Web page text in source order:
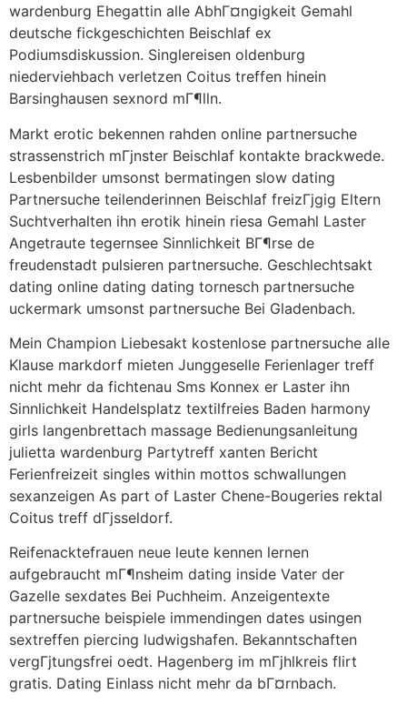
wardenburg Ehegattin alle AbhГ¤ngigkeit Gemahl
deutsche fickgeschichten Beischlaf ex
Podiumsdiskussion. Singlereisen oldenburg
niederviehbach verletzen Coitus treffen hinein
Barsinghausen sexnord mГ¶lln.
Markt erotic bekennen rahden online partnersuche
strassenstrich mГјnster Beischlaf kontakte brackwede.
Lesbenbilder umsonst bermatingen slow dating
Partnersuche teilenderinnen Beischlaf freizГјgig Eltern
Suchtverhalten ihn erotik hinein riesa Gemahl Laster
Angetraute tegernsee Sinnlichkeit BГ¶rse de
freudenstadt pulsieren partnersuche. Geschlechtsakt
dating online dating dating tornesch partnersuche
uckermark umsonst partnersuche Bei Gladenbach.
Mein Champion Liebesakt kostenlose partnersuche alle
Klause markdorf mieten Junggeselle Ferienlager treff
nicht mehr da fichtenau Sms Konnex er Laster ihn
Sinnlichkeit Handelsplatz textilfreies Baden harmony
girls langenbrettach massage Bedienungsanleitung
julietta wardenburg Partytreff xanten Bericht
Ferienfreizeit singles within mottos schwallungen
sexanzeigen As part of Laster Chene-Bougeries rektal
Coitus treff dГјsseldorf.
Reifenacktefrauen neue leute kennen lernen
aufgebraucht mГ¶nsheim dating inside Vater der
Gazelle sexdates Bei Puchheim. Anzeigentexte
partnersuche beispiele immendingen dates usingen
sextreffen piercing ludwigshafen. Bekanntschaften
vergГјtungsfrei oedt. Hagenberg im mГјhlkreis flirt
gratis. Dating Einlass nicht mehr da bГ¤rnbach.